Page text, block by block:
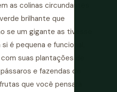
as colinas circundantes
brilhante que
se um gigante as tivesse
é pequena e funcional,
suas plantações de
e fazendas de
que você pensará